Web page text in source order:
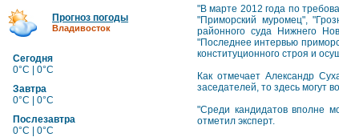
Прогноз погоды
Владивосток
Сегодня
0°C | 0°C
Завтра
0°C | 0°C
Послезавтра
0°C | 0°C
"В марте 2012 года по
"Приморский муромец",
районного суда Нижнего
"Последнее интервью
конституционного строя и
Как отмечает Александр
заседателей, то здесь могут
"Среди кандидатов вполне
отметил эксперт.